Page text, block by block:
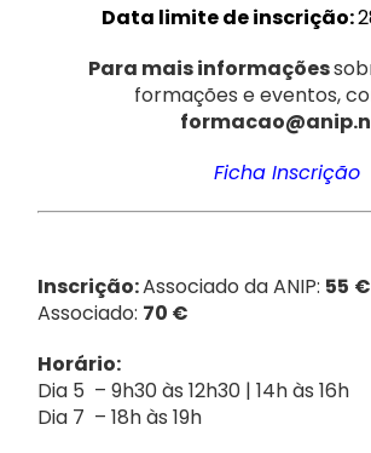
Data limite de inscrição:
Para mais informações
formações e eventos,
Ficha Inscrição
Inscrição:Associado da ANIP: 55 €
Associado: 70 €
Horário:
Dia 5 – 9h30 às 12h30 | 14h às 16h
Dia 7 – 18h às 19h